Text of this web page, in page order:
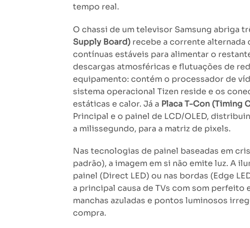
tempo real.
O chassi de um televisor Samsung abriga
Supply Board) recebe a corrente alternada
contínuas estáveis para alimentar o
descargas atmosféricas e flutuações de
equipamento: contém o processador de
sistema operacional Tizen reside e os
estáticas e calor. Já a Placa T-Con (Timing
Principal e o painel de LCD/OLED,
a milissegundo, para a matriz de pixels.
Nas tecnologias de painel baseadas em
padrão), a imagem em si não emite luz. A
painel (Direct LED) ou nas bordas (Edge
a principal causa de TVs com som
manchas azuladas e pontos luminosos
compra.